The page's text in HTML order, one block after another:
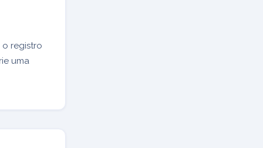
registro
uma